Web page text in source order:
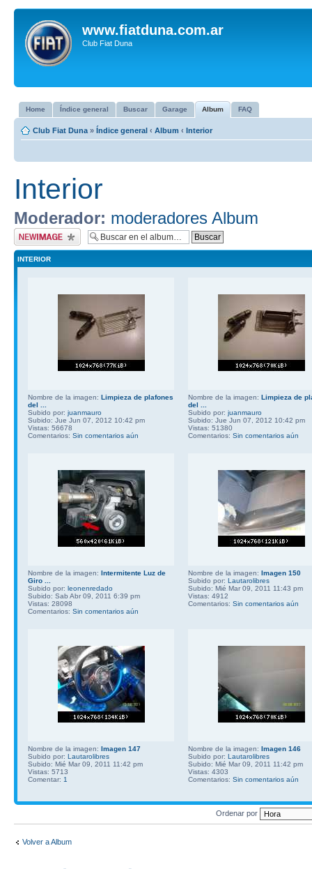
www.fiatduna.com.ar
Club Fiat Duna
Home Índice general Buscar Garage Album FAQ
Club Fiat Duna » Índice general ‹ Album ‹ Interior
Interior
Moderador: moderadores Album
Subir imagen
INTERIOR
Nombre de la imagen: Limpieza de plafones
del ...
Subido por: juanmauro
Subido: Jue Jun 07, 2012 10:42 pm
Vistas: 56678
Comentarios: Sin comentarios aún
Nombre de la imagen: Limpieza de
del ...
Subido por: juanmauro
Subido: Jue Jun 07, 2012 10:42 pm
Vistas: 51380
Comentarios: Sin comentarios aún
Nombre de la imagen: Intermitente Luz de
Giro ...
Subido por: leonenredado
Subido: Sab Abr 09, 2011 6:39 pm
Vistas: 28098
Comentarios: Sin comentarios aún
Nombre de la imagen: Imagen 150
Subido por: Lautarolibres
Subido: Mié Mar 09, 2011 11:43 pm
Vistas: 4912
Comentarios: Sin comentarios aún
Nombre de la imagen: Imagen 147
Subido por: Lautarolibres
Subido: Mié Mar 09, 2011 11:42 pm
Vistas: 5713
Comentar: 1
Nombre de la imagen: Imagen 146
Subido por: Lautarolibres
Subido: Mié Mar 09, 2011 11:42 pm
Vistas: 4303
Comentarios: Sin comentarios aún
Ordenar por
Volver a Album